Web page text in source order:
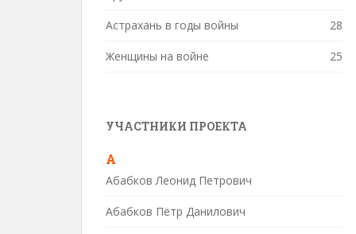
Астрахань в годы войны 28
Женщины на войне 25
УЧАСТНИКИ ПРОЕКТА
А
Абабков Леонид Петрович
Абабков Пётр Данилович